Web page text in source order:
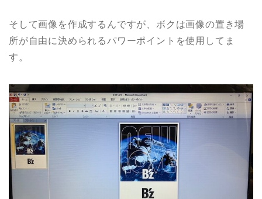
そして画像を作成するんですが、ボクは画像の置き場
所が自由に決められるパワーポイントを使用してま
す。